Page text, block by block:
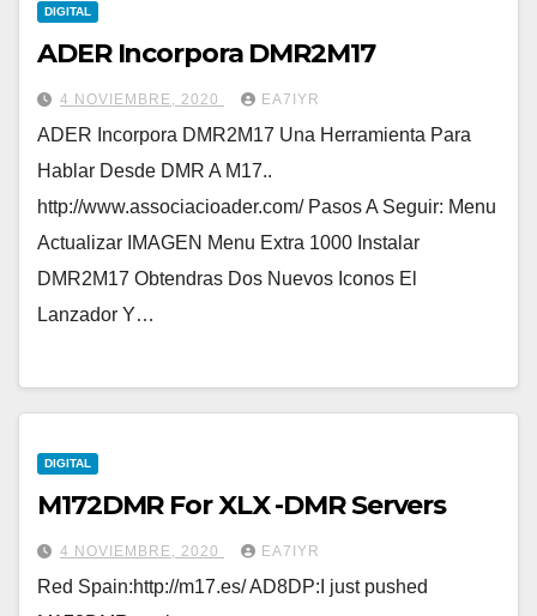
DIGITAL
ADER Incorpora DMR2M17
4 NOVIEMBRE, 2020 EA7IYR
ADER Incorpora DMR2M17 Una Herramienta Para
Hablar Desde DMR A M17..
http://www.associacioader.com/ Pasos A Seguir: Menu
Actualizar IMAGEN Menu Extra 1000 Instalar
DMR2M17 Obtendras Dos Nuevos Iconos El
Lanzador Y…
DIGITAL
M172DMR For XLX -DMR Servers
4 NOVIEMBRE, 2020 EA7IYR
Red Spain:http://m17.es/ AD8DP:I just pushed